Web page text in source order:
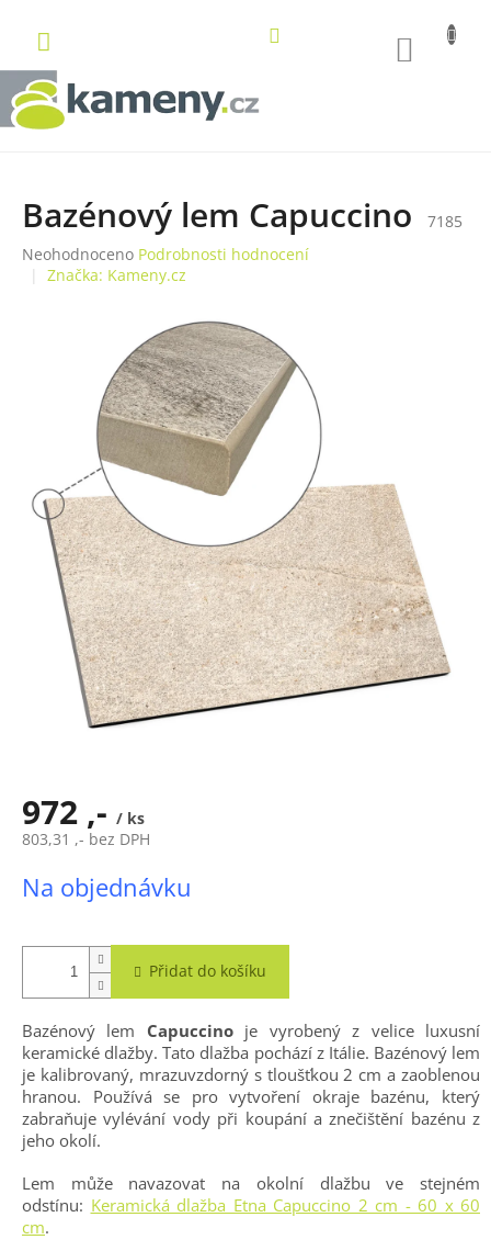
obsah
Bazénový lem Capuccino
7185
Průměrné
hodnocení
Neohodnoceno Podrobnosti hodnocení
Značka: Kameny.cz
972 ,- / ks
803,31 ,- bez DPH
cena:
Na objednávku
Přidat do košíku
Bazénový lem Capuccinoje vyrobený z velice luxusní
keramické dlažby. Tato dlažba pochází z Itálie. Bazénový lem
je kalibrovaný, mrazuvzdorný s tloušťkou 2 cm a zaoblenou
hranou. Používá se pro vytvoření okraje bazénu, který
zabraňuje vylévání vody při koupání a znečištění bazénu z
jeho okolí.
Lem může navazovat na okolní dlažbu ve stejném
odstínu: Keramická dlažba Etna Capuccino 2 cm - 60 x 60
cm.